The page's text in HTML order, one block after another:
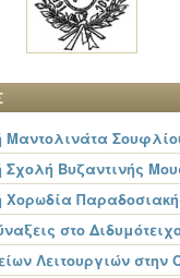
Μαντολινάτα
Σχολή Βυζαντινής
Χορωδία
στο
Λειτουργιών στην